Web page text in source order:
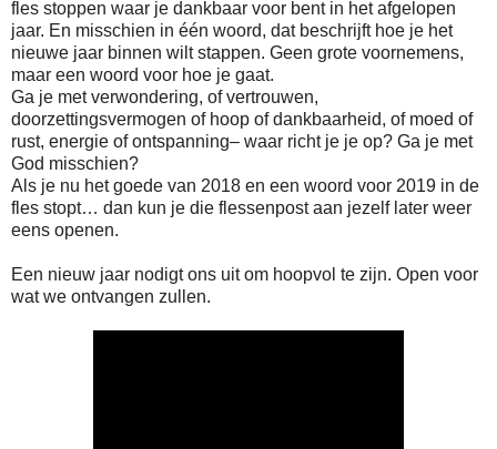
fles stoppen waar je dankbaar voor bent in het afgelopen
jaar. En misschien in één woord, dat beschrijft hoe je het
nieuwe jaar binnen wilt stappen. Geen grote voornemens,
maar een woord voor hoe je gaat.
Ga je met verwondering, of vertrouwen,
doorzettingsvermogen of hoop of dankbaarheid, of moed of
rust, energie of ontspanning– waar richt je je op? Ga je met
God misschien?
Als je nu het goede van 2018 en een woord voor 2019 in de
fles stopt… dan kun je die flessenpost aan jezelf later weer
eens openen.
Een nieuw jaar nodigt ons uit om hoopvol te zijn. Open voor
wat we ontvangen zullen.